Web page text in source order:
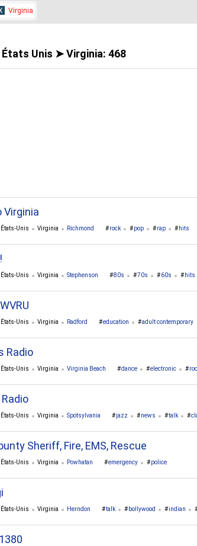
4. Bristol
Virginia
États Unis ➤ Virginia: 468
Virginia
États-Unis Virginia Richmond rock pop rap hits
États-Unis Virginia Stephenson 80s 70s 60s hits
États-Unis Virginia Radford education adult contemporary
Radio
États-Unis Virginia Virginia Beach dance electronic
États-Unis Virginia Spotsylvania jazz news talk
Sheriff, Fire, EMS, Rescue
États-Unis Virginia Powhatan emergency police
États-Unis Virginia Herndon talk bollywood indian